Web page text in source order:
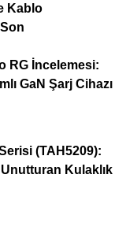
Kablo
RG İncelemesi:
GaN Şarj Cihazı
(TAH5209):
Unutturan Kulaklık